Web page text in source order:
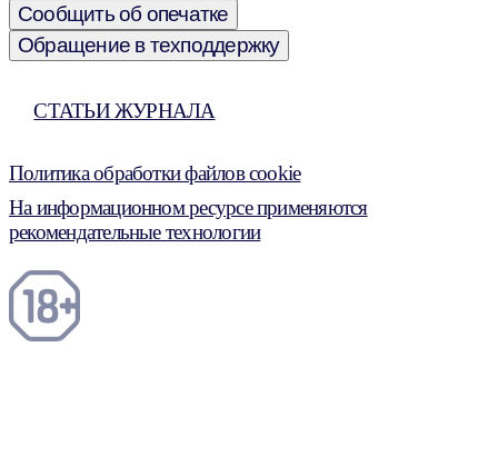
Сообщить об опечатке
Обращение в техподдержку
СТАТЬИ ЖУРНАЛА
Политика обработки файлов cookie
На информационном ресурсе применяются
рекомендательные технологии